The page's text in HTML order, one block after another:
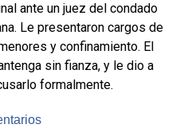
ante un juez del condado
Le presentaron cargos de
y confinamiento. El
sin fianza, y le dio a
formalmente.